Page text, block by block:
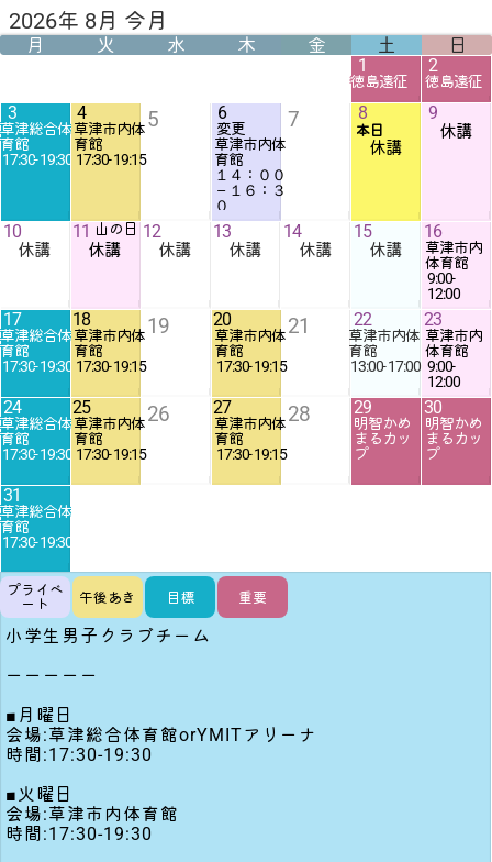
1
徳島遠征
2
徳島遠征
3
草津総合体
17:30-19:30
4
草津市内体
育館
17:30-19:15
5 6
変更
草津市内体
育館
１４：００
－１６：３
０
7 8
本日
休講
9
休講
10
休講
11 山の日
休講
12
休講
13
休講
14
休講
15
休講
16
草津市内
9:00-
12:00
17
草津総合体
17:30-19:30
18
草津市内体
育館
17:30-19:15
19 20
草津市内体
育館
17:30- 19:15
21 22
草津市内体
13:00-17:00
23
草津市内
9:00-
12:00
24
草津総合体
17:30-19:30
25
草津市内体
育館
17:30-19:15
26 27
草津市内体
育館
17:30- 19:15
28 29
明智かめ
まるカッ
プ
30
明智かめ
まるカッ
プ
31
草津総合体
17:30-19:30
プライベ
ート
午後あき 目標 重要
小学生男子クラブチーム
ーーーーー
■月曜日
会場:草津総合体育館orYMITアリーナ
時間:17:30-19:30
■火曜日
会場:草津市内体育館
時間:17:30-19:30
2026年 8月 今月
月 火 水 木 金 土 日